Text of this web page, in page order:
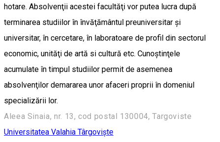
hotare. Absolvenţii acestei facultăţi vor putea lucra după
terminarea studiilor în învăţământul preuniversitar şi
universitar, în cercetare, în laboratoare de profil din sectorul
economic, unităţi de artă si cultură etc. Cunoştinţele
acumulate în timpul studiilor permit de asemenea
absolvenţilor demararea unor afaceri proprii în domeniul
specializării lor.
Aleea Sinaia, nr. 13, cod postal 130004, Targoviste
Universitatea Valahia Târgovişte